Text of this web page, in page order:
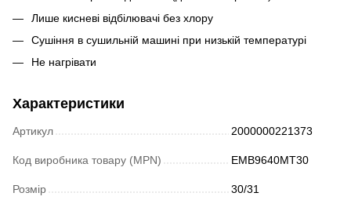
Лише кисневі відбілювачі без хлору
Сушіння в сушильній машині при низькій температурі
Не нагрівати
Характеристики
Артикул 2000000221373
Код виробника товару (MPN) EMB9640MT30
Розмір 30/31